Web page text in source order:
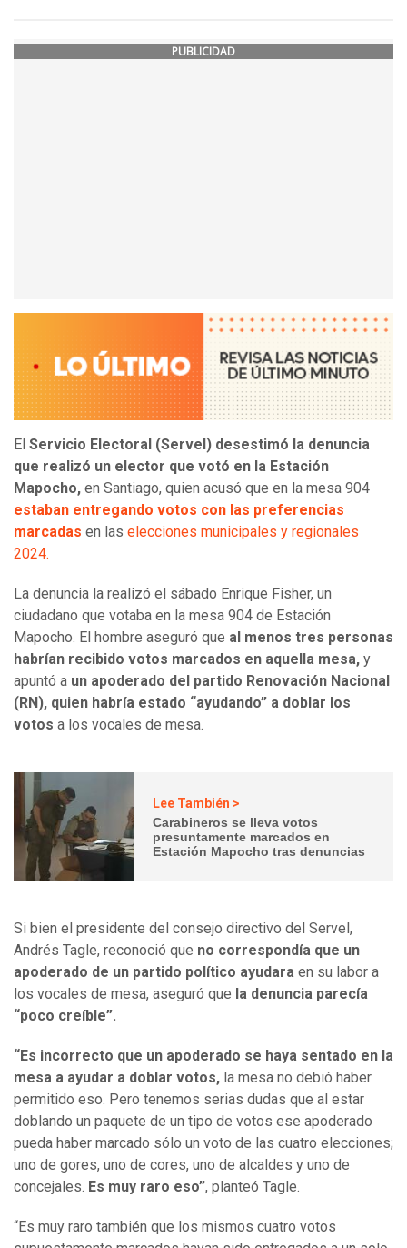
PUBLICIDAD
El Servicio Electoral (Servel) desestimó la denuncia
que realizó un elector que votó en la Estación
Mapocho, en Santiago, quien acusó que en la mesa 904
estaban entregando votos con las preferencias
marcadas en las elecciones municipales y regionales
2024.
La denuncia la realizó el sábado Enrique Fisher, un
ciudadano que votaba en la mesa 904 de Estación
Mapocho. El hombre aseguró que al menos tres personas
habrían recibido votos marcados en aquella mesa, y
apuntó a un apoderado del partido Renovación Nacional
(RN), quien habría estado “ayudando” a doblar los
votos a los vocales de mesa.
Lee También >
Carabineros se lleva votos
presuntamente marcados en
Estación Mapocho tras denuncias
Si bien el presidente del consejo directivo del Servel,
Andrés Tagle, reconoció que no correspondía que un
apoderado de un partido político ayudara en su labor a
los vocales de mesa, aseguró que la denuncia parecía
“poco creíble”.
“Es incorrecto que un apoderado se haya sentado en la
mesa a ayudar a doblar votos, la mesa no debió haber
permitido eso. Pero tenemos serias dudas que al estar
doblando un paquete de un tipo de votos ese apoderado
pueda haber marcado sólo un voto de las cuatro elecciones;
uno de gores, uno de cores, uno de alcaldes y uno de
concejales. Es muy raro eso”, planteó Tagle.
“Es muy raro también que los mismos cuatro votos